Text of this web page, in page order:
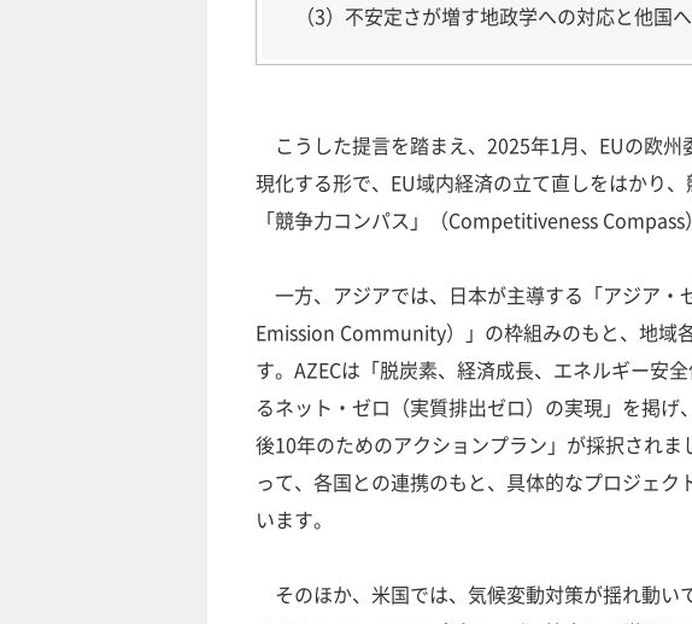
（3）不安定さが増す地政学への対応と他国
こうした提言を踏まえ、2025年1月、EUの欧
現化する形で、EU域内経済の立て直しをはかり
「競争力コンパス」（Competitiveness Compass
一方、アジアでは、日本が主導する「アジア・
Emission Community）」の枠組みのもと、地域
す。AZECは「脱炭素、経済成長、エネルギー安
るネット・ゼロ（実質排出ゼロ）の実現」を掲
後10年のためのアクションプラン」が採択され
って、各国との連携のもと、具体的なプロジェ
います。
そのほか、米国では、気候変動対策が揺れ動い